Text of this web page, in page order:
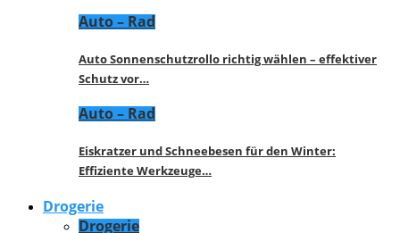
Auto – Rad
Auto Sonnenschutzrollo richtig wählen – effektiver
Schutz vor…
Auto – Rad
Eiskratzer und Schneebesen für den Winter:
Effiziente Werkzeuge…
Drogerie
Drogerie